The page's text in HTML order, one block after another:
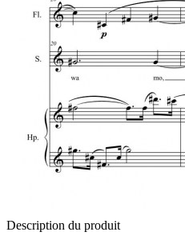
Description du produit